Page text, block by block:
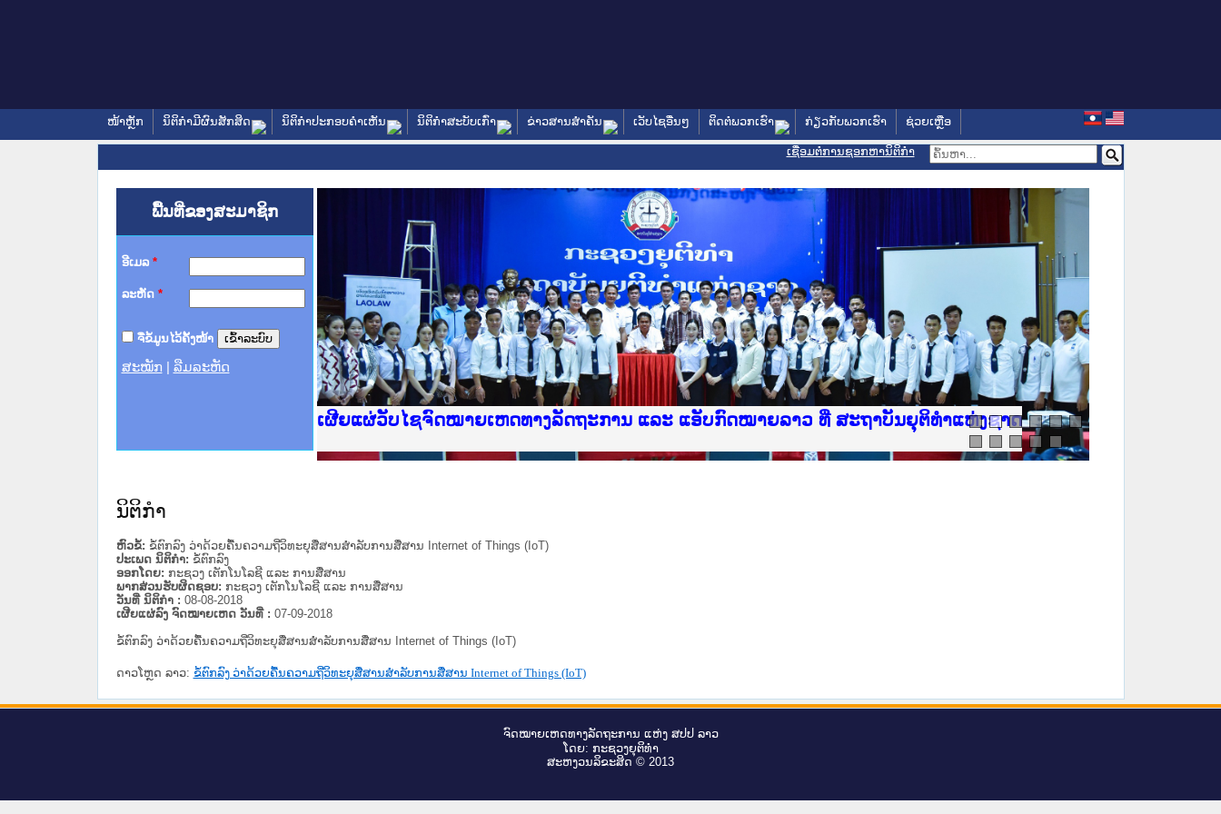
ໜ້າຫຼັກ ນິຕິກໍາມີຜົນສັກສິດ ນິຕິກໍາປະກອບຄໍາເຫັນ ນິຕິກໍາສະບັບເກົ່າ ຂ່າວສານສໍາຄັນ ເວັບໄຊອື່ນໆ ຕິດຕໍ່ພວກເຮົາ ກ່ຽວກັບພວກເຮົາ ຊ່ວຍເຫຼືອ
ເຊື່ອມຕໍ່ການຊອກຫານິຕິກຳ
ພື້ນທີ່ຂອງສະມາຊິກ
ອີເມລ *
ລະຫັດ *
ຈື່ຂໍ້ມູນໄວ້ຄັ້ງໜ້າ
ສະໝັກ ລືມລະຫັດ
ເຜີຍແຜ່ວັບໄຊຈົດໝາຍເຫດທາງລັດຖະການ ແລະ ແອັບກົດໝາຍລາວ ທີ່ ສະຖາບັນຍຸຕິທຳແຫ່ງຊາດ
ານສະພາປະຊາຊົນ ພາກເໜືອ
ທາງລັດຖະການ
ສຳລັບ ພາກກາງ
ສຳລັບ ພາກໃຕ້
ວິທະຍາຄານຕຳຫຼວດປະຊາຊົນ
ວິທະຍາຄານສັນຕິບານປະຊາຊົນ
ຂັ້ນແຂວງພາກເໜືອ
ານສະພາປະຊາຊົນ ພາກກາງ
ນິຕິກໍາ
ຫົວຂໍ້: ຂໍ້ຕົກລົງ ວ່າດ້ວຍຄື້ນຄວາມຖີ່ວິທະຍຸສື່ສານສຳລັບການສື່ສານ Internet of Things (IoT)
ປະເພດ ນິຕິກໍາ: ຂໍ້ຕົກລົງ
ອອກໂດຍ: ກະຊວງ ເຕັກໂນໂລຊີ ແລະ ການສື່ສານ
ພາກສ່ວນຮັບຜິດຊອບ: ກະຊວງ ເຕັກໂນໂລຊີ ແລະ ການສື່ສານ
ວັນທີ່ ນິຕິກໍາ : 08-08-2018
ເຜີຍແຜ່ລົງ ຈົດໝາຍເຫດ ວັນທີ່ : 07-09-2018
ຂໍ້ຕົກລົງ ວ່າດ້ວຍຄື້ນຄວາມຖີ່ວິທະຍຸສື່ສານສຳລັບການສື່ສານ Internet of Things (IoT)
ດາວໂຫຼດ ລາວ: ຂໍ້ຕົກລົງ ວ່າດ້ວຍຄື້ນຄວາມຖີ່ວິທະຍຸສື່ສານສຳລັບການສື່ສານ Internet of Things (IoT)
ຈົດ​ໝາຍ​ເຫດ​ທາງ​ລັດ​ຖະ​ການ ແຫ່ງ ສ​ປ​ປ ລາວ
ໂດຍ: ກະ​ຊວງຍຸ​ຕິ​ທຳ
ສະ​ຫງວນ​ລິ​ຂະ​ສິດ © 2013